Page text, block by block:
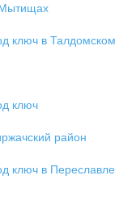
ключ в Талдомском
ключ
район
ключ в Переславле